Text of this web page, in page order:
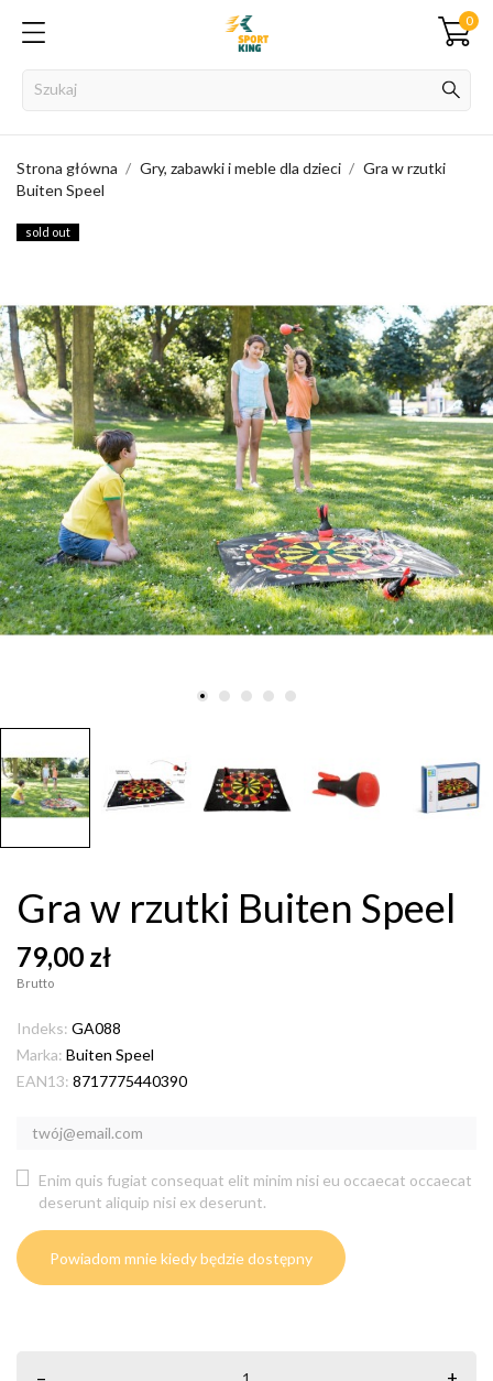
0
Strona główna Gry, zabawki i meble dla dzieci
Gra w rzutki
Buiten Speel
sold out
Gra w rzutki Buiten Speel
79,00 zł
Brutto
Indeks: GA088
Marka: Buiten Speel
EAN13: 8717775440390
Enim quis fugiat consequat elit minim nisi eu occaecat occaecat
deserunt aliquip nisi ex deserunt.
Powiadom mnie kiedy będzie dostępny